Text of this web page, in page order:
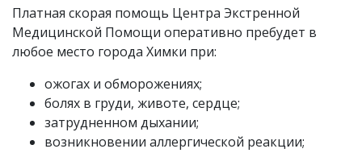
Платная скорая помощь Центра Экстренной
Медицинской Помощи оперативно пребудет в
любое место города Химки при:
ожогах и обморожениях;
болях в груди, животе, сердце;
затрудненном дыхании;
возникновении аллергической реакции;